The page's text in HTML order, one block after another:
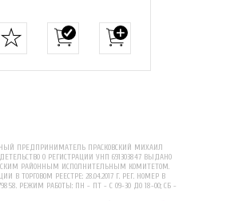
ПРЕДПРИНИМАТЕЛЬ ПРАСКОВСКИЙ МИХАИЛ
О РЕГИСТРАЦИИ УНП 691303847 ВЫДАНО
РАЙОННЫМ ИСПОЛНИТЕЛЬНЫМ КОМИТЕТОМ.
В ТОРГОВОМ РЕЕСТРЕ: 28.04.2017 Г. РЕГ. НОМЕР В
РЕЖИМ РАБОТЫ: ПН - ПТ - С 09-30 ДО 18-00; СБ -